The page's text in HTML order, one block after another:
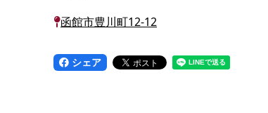
函館市豊川町12-12
シェア